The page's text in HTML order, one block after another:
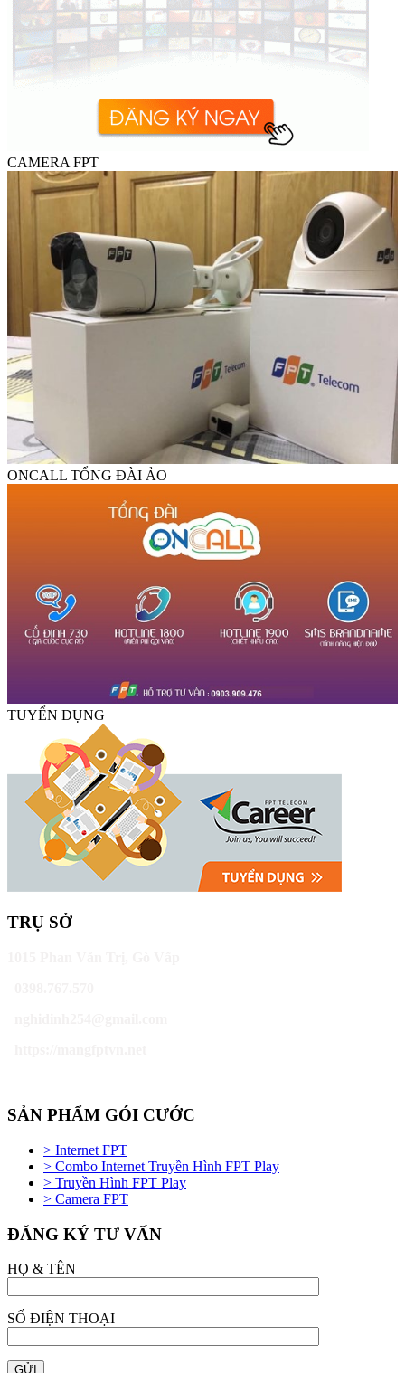
CAMERA FPT
ONCALL TỔNG ĐÀI ẢO
TUYỂN DỤNG
TRỤ SỞ
SẢN PHẨM GÓI CƯỚC
> Internet FPT
> Combo Internet Truyền Hình FPT Play
> Truyền Hình FPT Play
> Camera FPT
ĐĂNG KÝ TƯ VẤN
HỌ & TÊN
SỐ ĐIỆN THOẠI